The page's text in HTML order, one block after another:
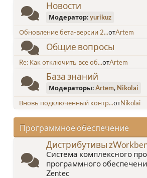
Новости
Модератор:yurikuz
Обновление бета-версии 2...отArtem
Общие вопросы
Re: Как отключить все об...отArtem
База знаний
Модераторы:Artem, Nikolai
Вновь подключенный контр...отNikolai
Программное обеспечение
Дистрибутивы
Система комплексного
программного
Zentec